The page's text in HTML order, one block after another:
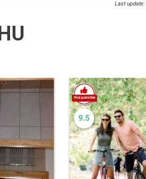
Last update:
9.5